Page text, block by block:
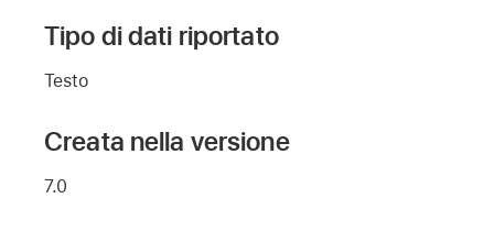
Tipo di dati riportato
Testo
Creata nella versione
7.0